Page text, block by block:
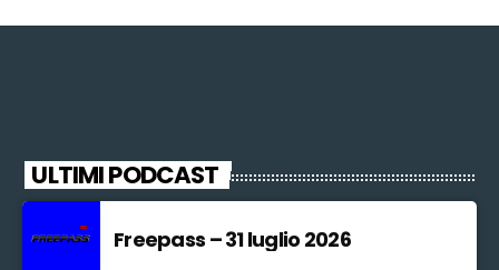
ULTIMI PODCAST
Freepass – 31 luglio 2026